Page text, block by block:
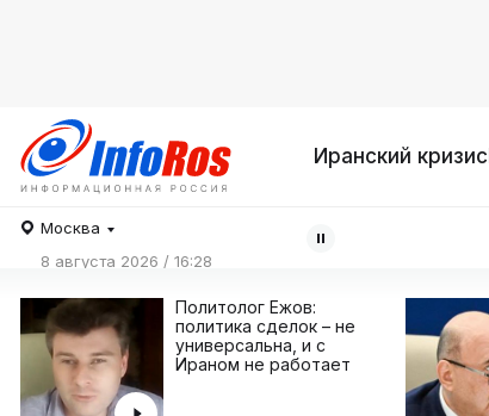
Иранский кризис
Москва
8 августа 2026 / 16:28
Политолог Ежов:
политика сделок – не
универсальна, и с
Ираном не работает